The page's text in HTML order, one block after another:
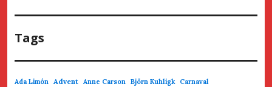
Tags
Ada Limón Advent Anne Carson Björn Kuhligk
Carnaval